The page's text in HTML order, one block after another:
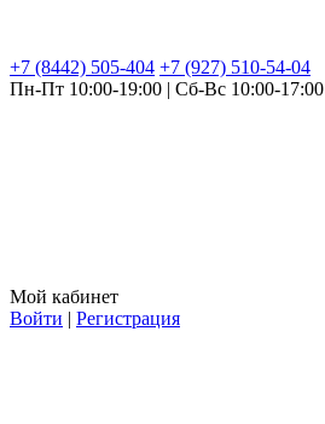
+7 (8442) 505-404 +7 (927) 510-54-04
Пн-Пт 10:00-19:00 | Сб-Вс 10:00-17:00
Мой кабинет
Войти | Регистрация